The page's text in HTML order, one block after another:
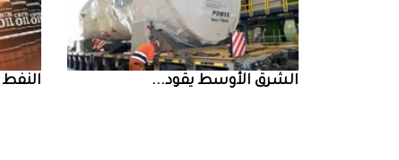
الشرق‭ ‬الأوسط‭ ‬يقود‭ ... النفط‭ ‬يرتفع‭ ‬وسط‭ ...